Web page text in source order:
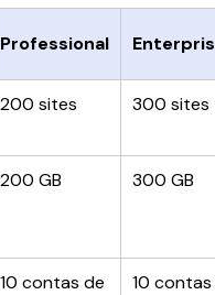
Professional
200 sites 300 sites
200 GB 300 GB
10 contas de
10 contas